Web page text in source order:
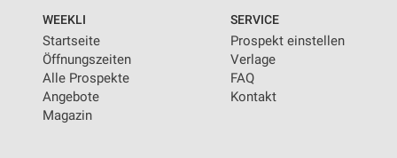
WEEKLI
Startseite
Öffnungszeiten
Alle Prospekte
Angebote
Magazin
SERVICE
Prospekt einstellen
Verlage
FAQ
Kontakt